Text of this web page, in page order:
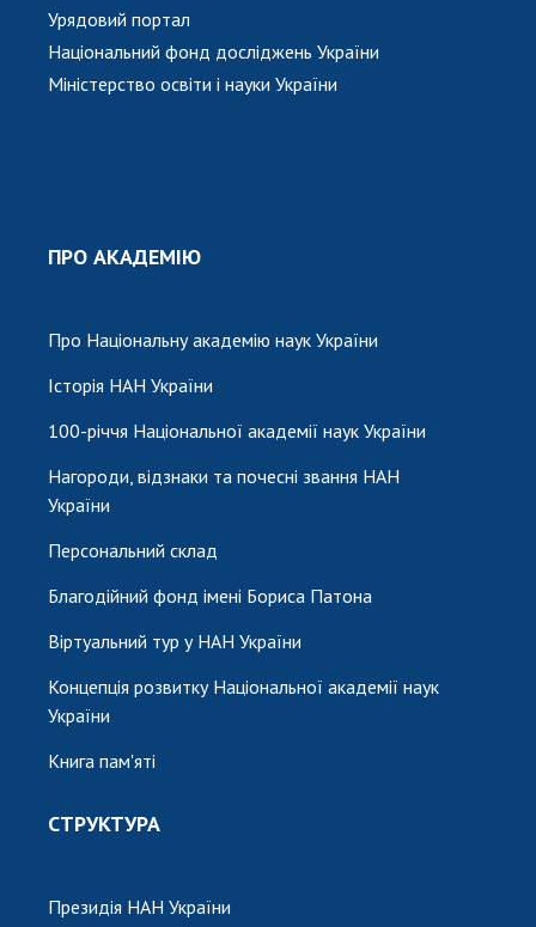
Урядовий портал
Національний фонд досліджень України
Міністерство освіти і науки України
ПРО АКАДЕМІЮ
Про Національну академію наук України
Історія НАН України
100-річчя Національної академії наук України
Нагороди, відзнаки та почесні звання НАН
України
Персональний склад
Благодійний фонд імені Бориса Патона
Віртуальний тур у НАН України
Концепція розвитку Національної академії наук
України
Книга пам'яті
СТРУКТУРА
Президія НАН України